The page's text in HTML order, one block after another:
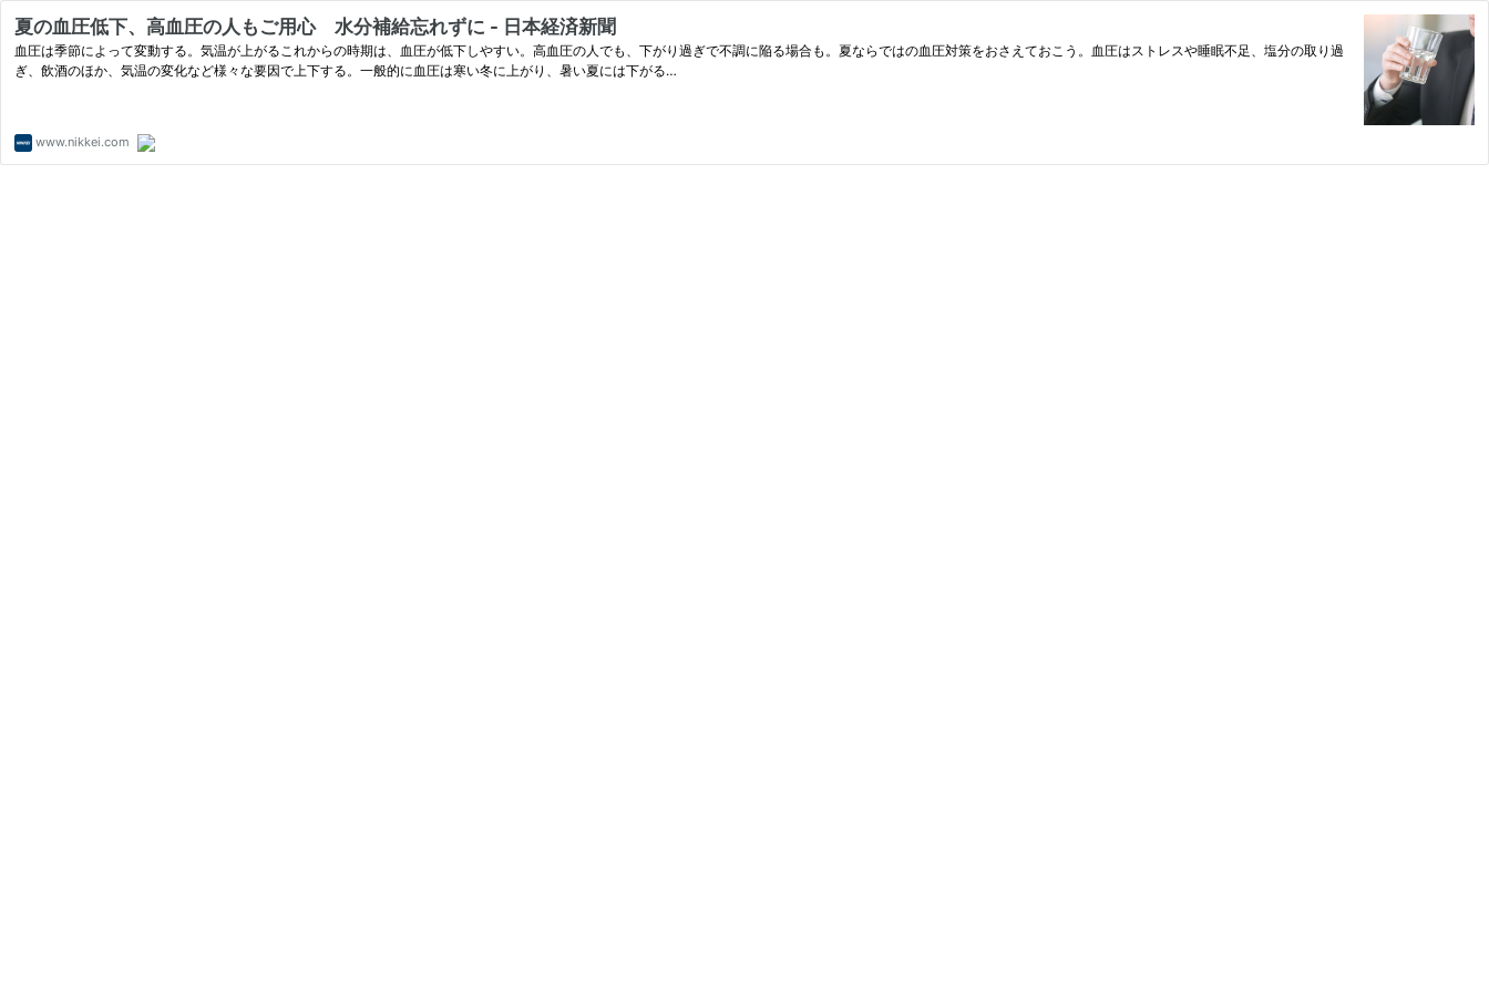
夏の血圧低下、高血圧の人もご用心 水分補給忘れずに - 日本経済新聞
血圧は季節によって変動する。気温が上がるこれからの時期は、血圧が低下しやすい。高血圧の人でも、下がり過ぎで不調に陥る場合も。夏ならではの血圧対策をおさえておこう。血圧はストレスや睡眠不足、塩分の取り過
ぎ、飲酒のほか、気温の変化など様々な要因で上下する。一般的に血圧は寒い冬に上がり、暑い夏には下がる…
www.nikkei.com